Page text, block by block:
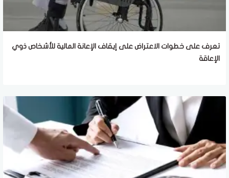
تعرف على خطوات الاعتراض على إيقاف الإعانة المالية للأشخاص ذوي
الإعاقة